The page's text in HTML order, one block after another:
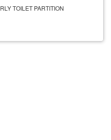
TOILET PARTITION